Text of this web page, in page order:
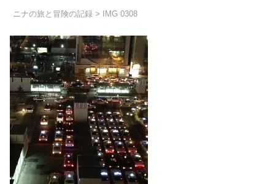
ニナの旅と冒険の記録 > IMG 0308